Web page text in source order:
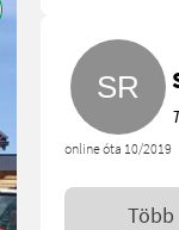
online óta 10/2019